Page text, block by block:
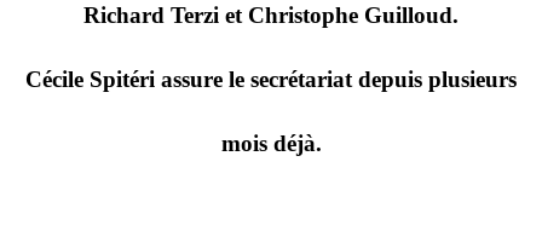
Richard Terzi et Christophe Guilloud.
Cécile Spitéri assure le secrétariat depuis plusieurs
mois déjà.